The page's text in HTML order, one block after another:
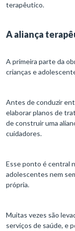
terapêutico.
A aliança
A primeira parte da
crianças e
Antes de conduzir
elaborar planos de
de construir uma
cuidadores.
Esse ponto é central
adolescentes nem
própria.
Muitas vezes são
serviços de saúde, e